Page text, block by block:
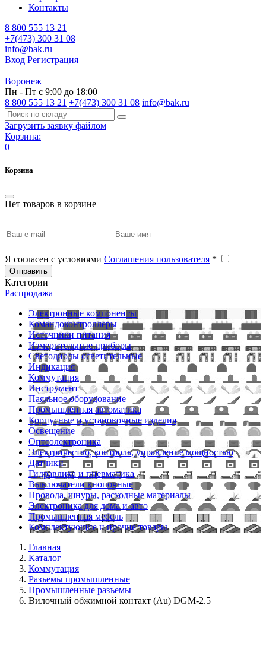
Контакты
8 800 555 13 21
+7(473) 300 31 08
info@bak.ru
Вход Регистрация
Воронеж
Пн - Пт с 9:00 до 18:00
8 800 555 13 21 +7(473) 300 31 08 info@bak.ru
Загрузить заявку файлом
Корзина:
0
Корзина
Нет товаров в корзине
Я согласен с условиями Соглашения пользователя *
Отправить
Категории
Распродажа
Электронные компоненты
Командоконтроллеры
Источники питания
Измерительные приборы
Светодиоды осветительные
Индикация
Коммутация
Инструмент
Паяльное оборудование
Промышленная автоматика
Корпусные и установочные изделия
Освещение
Оптоэлектроника
Электричество, контроль, управление мощностью
Датчики
Гидравлика и пневматика
Выключатели кнопочные
Провода, шнуры, расходные материалы
Электроника для дома и авто
Промышленная мебель
Комплектующие и прочие товары
Главная
Каталог
Коммутация
Разъемы промышленные
Промышленные разъемы
Вилочный обжимной контакт (Au) DGM-2.5